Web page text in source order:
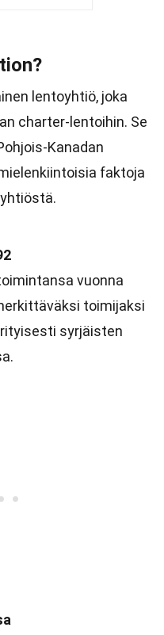
lentoyhtiö, joka
charter-lentoihin. Se
Kanadan
faktoja
vuonna
toimijaksi
syrjäisten